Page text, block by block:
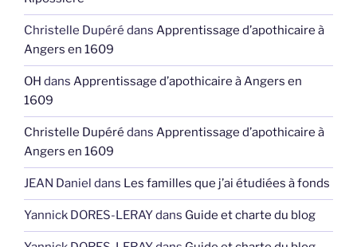
Christelle Dupéré dans Apprentissage d’apothicaire à
Angers en 1609
OH dans Apprentissage d’apothicaire à Angers en
1609
Christelle Dupéré dans Apprentissage d’apothicaire à
Angers en 1609
JEAN Daniel dans Les familles que j’ai étudiées à fonds
Yannick DORES-LERAYdans Guide et charte du blog